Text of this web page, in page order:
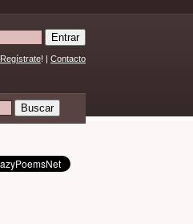
Regístrate! | Contacto